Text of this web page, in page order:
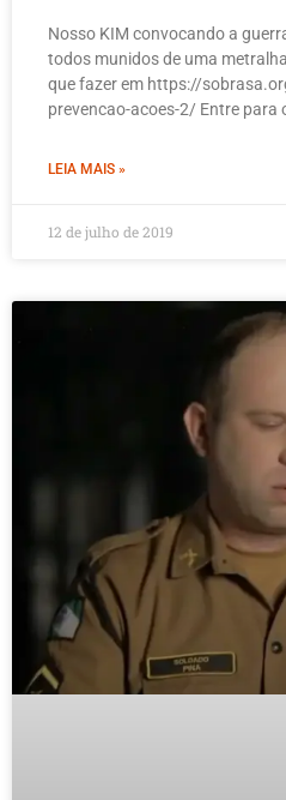
Nosso KIM convocando a
todos munidos de uma
que fazer em https://
prevencao-acoes-2/ Entre para
LEIA MAIS »
12 de julho de 2019